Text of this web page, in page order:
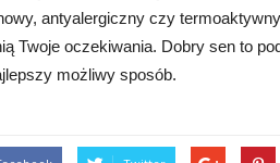
antyalergiczny czy
Twoje oczekiwania. Dobry sen to
możliwy sposób.